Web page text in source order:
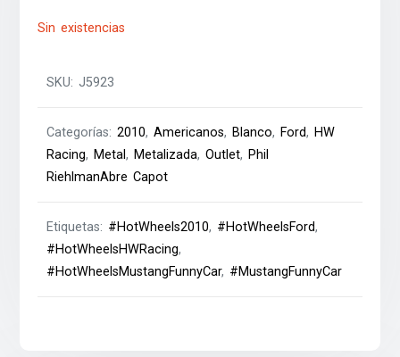
Sin existencias
SKU:J5923
Categorías:2010,Americanos, Blanco, Ford, HW
Racing, Metal, Metalizada,Outlet, Phil
RiehlmanAbre Capot
Etiquetas: #HotWheels2010, #HotWheelsFord,
#HotWheelsHWRacing,
#HotWheelsMustangFunnyCar, #MustangFunnyCar